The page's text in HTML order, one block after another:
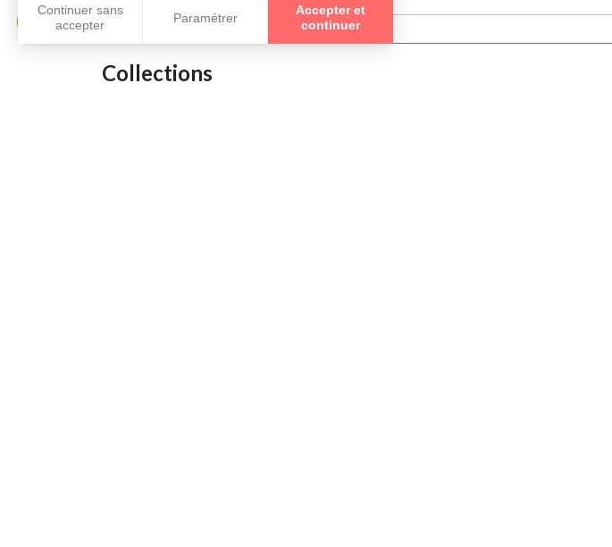
Collections